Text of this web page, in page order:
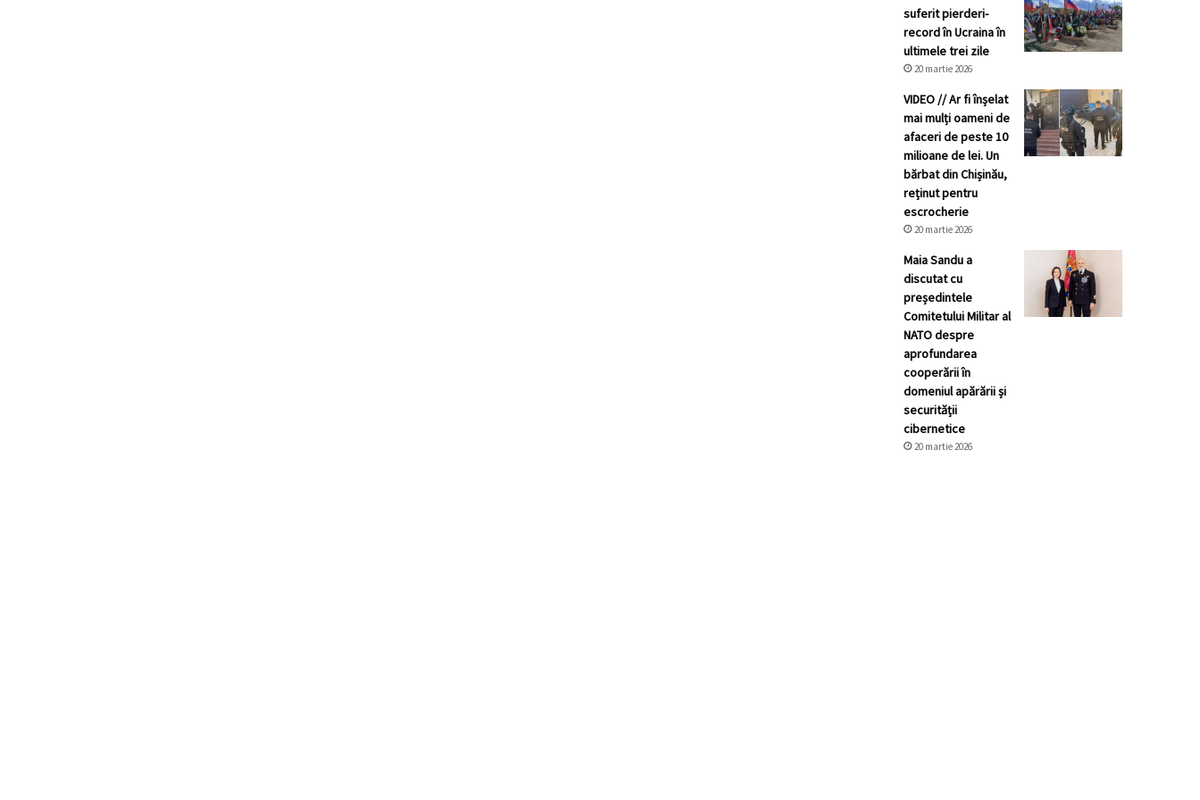
suferit pierderi-
record în Ucraina în
ultimele trei zile
20 martie 2026
VIDEO // Ar fi înșelat
mai mulți oameni de
afaceri de peste 10
milioane de lei. Un
bărbat din Chișinău,
reținut pentru
escrocherie
20 martie 2026
Maia Sandu a
discutat cu
președintele
Comitetului Militar al
NATO despre
aprofundarea
cooperării în
domeniul apărării și
securității
cibernetice
20 martie 2026